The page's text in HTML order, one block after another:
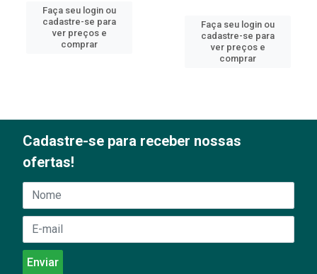
Faça seu login ou
cadastre-se para
ver preços e
comprar
Faça seu login ou
cadastre-se para
ver preços e
comprar
Cadastre-se para receber nossas
ofertas!